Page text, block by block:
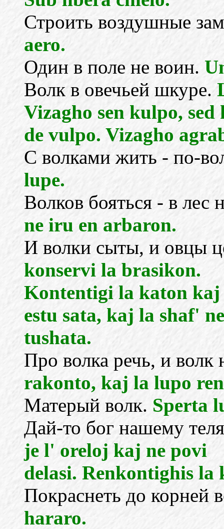
Строить воздушные
aero.
Один в поле не воин.
Волк в овечьей шкуре.
Vizagho sen kulpo, sed
de vulpo. Vizagho
С волками жить - по-
lupe.
Волков бояться - в лес
ne iru en arbaron.
И волки сыты, и овцы
konservi la brasikon.
Kontentigi la katon
estu sata, kaj la shaf' ne
tushata.
Про волка речь, и волк
rakonto, kaj la lupo
Матерый волк. Sperta
Дай-то бог нашему
je l' oreloj kaj ne povi
delasi. Renkontighis
Покраснеть до корней
hararo.